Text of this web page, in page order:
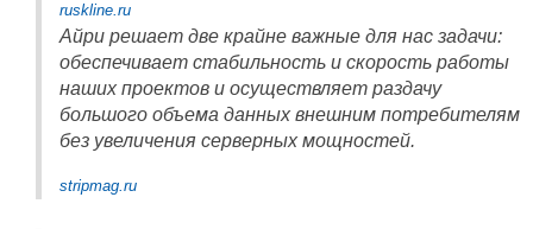
ruskline.ru
Айри решает две крайне важные для нас задачи:
обеспечивает стабильность и скорость работы
наших проектов и осуществляет раздачу
большого объема данных внешним потребителям
без увеличения серверных мощностей.
stripmag.ru